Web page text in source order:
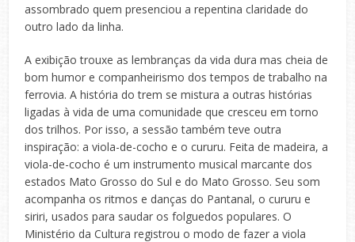
assombrado quem presenciou a repentina claridade do
outro lado da linha.
A exibição trouxe as lembranças da vida dura mas cheia de
bom humor e companheirismo dos tempos de trabalho na
ferrovia. A história do trem se mistura a outras histórias
ligadas à vida de uma comunidade que cresceu em torno
dos trilhos. Por isso, a sessão também teve outra
inspiração: a viola-de-cocho e o cururu. Feita de madeira, a
viola-de-cocho é um instrumento musical marcante dos
estados Mato Grosso do Sul e do Mato Grosso. Seu som
acompanha os ritmos e danças do Pantanal, o cururu e
siriri, usados para saudar os folguedos populares. O
Ministério da Cultura registrou o modo de fazer a viola